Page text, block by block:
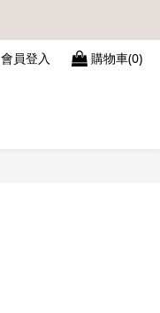
會員登入 購物車(0)